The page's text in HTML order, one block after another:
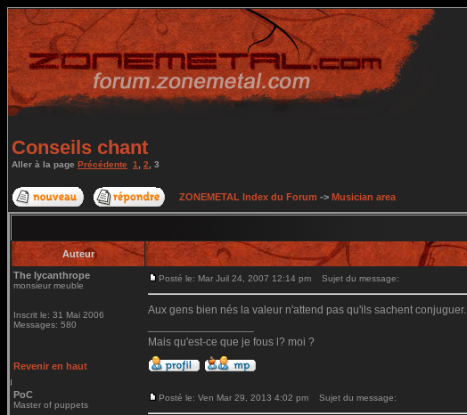
Conseils chant
Aller à la page Précédente 1 2 3
ZONEMETAL Index du Forum -> Musician area
Auteur
The lycanthrope
monsieur meuble
Inscrit le: 31 Mai 2006
Messages: 580
Posté le: Mar Juil 24, 2007 12:14 pm Sujet du message:
Aux gens bien nés la valeur n'attend pas qu'ils sachent conjuguer.
Mais qu'est-ce que je fous l? moi ?
Revenir en haut
PoC
Master of puppets
Posté le: Ven Mar 29, 2013 4:02 pm Sujet du message: